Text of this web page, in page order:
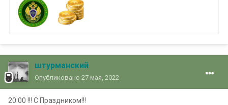
штурманский
Опубликовано 27 мая, 2022
20:00 !!! С Праздником!!!